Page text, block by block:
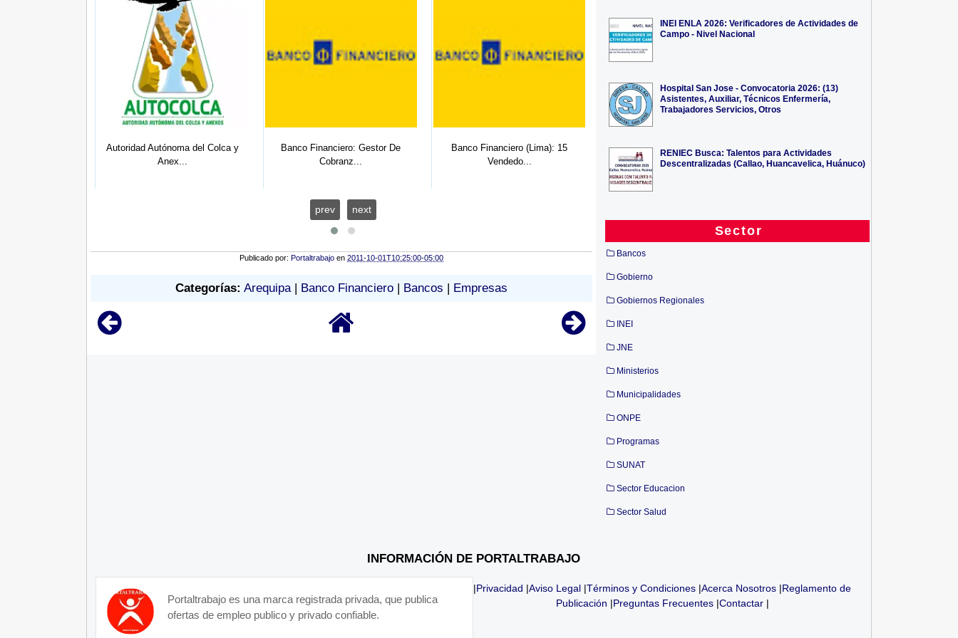
Autoridad Autónoma del Colca y
Anex...
Banco Financiero: Gestor De
Cobranz...
Banco Financiero (Lima): 15
Vendedo...
ASESOR DE VENTAS DE TC -
CHICLAYO
ASESOR INTERMEDIO
MICROFINANZAS - T...
prev next
Publicado por: Portaltrabajo en 2011-10-01T10:25:00-05:00
Categorías: Arequipa| Banco Financiero Bancos Empresas
INEI ENLA 2026: Verificadores de Actividades de
Campo - Nivel Nacional
Hospital San Jose - Convocatoria 2026: (13)
Asistentes, Auxiliar, Técnicos Enfermería,
Trabajadores Servicios, Otros
RENIEC Busca: Talentos para Actividades
Descentralizadas (Callao, Huancavelica, Huánuco)
Sector
Bancos
Gobierno
Gobiernos Regionales
INEI
JNE
Ministerios
Municipalidades
ONPE
Programas
SUNAT
Sector Educacion
Sector Salud
INFORMACIÓN DE PORTALTRABAJO
Portaltrabajo es una marca registrada privada, que publica
ofertas de empleo publico y privado confiable.
|Privacidad |Aviso Legal |Términos y Condiciones |Acerca Nosotros |Reglamento de
Publicación |Preguntas Frecuentes|Contactar|